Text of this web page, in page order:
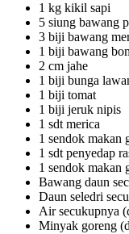
1 kg kikil sapi
5 siung bawang
3 biji bawang
1 biji bawang
2 cm jahe
1 biji bunga
1 biji tomat
1 biji jeruk nipis
1 sdt merica
1 sendok makan
1 sdt penyedap
1 sendok makan
Bawang daun
Daun seledri
Air secukupnya
Minyak goreng